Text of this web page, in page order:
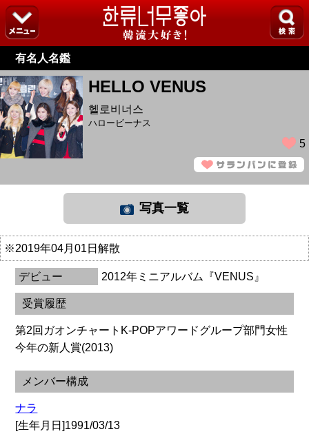
有名人名鑑
HELLO VENUS
헬로비너스
ハロービーナス
5
写真一覧
※2019年04月01日解散
デビュー 2012年ミニアルバム『VENUS』
受賞履歴
第2回ガオンチャートK-POPアワードグループ部門女性
今年の新人賞(2013)
メンバー構成
ナラ
[生年月日]1991/03/13